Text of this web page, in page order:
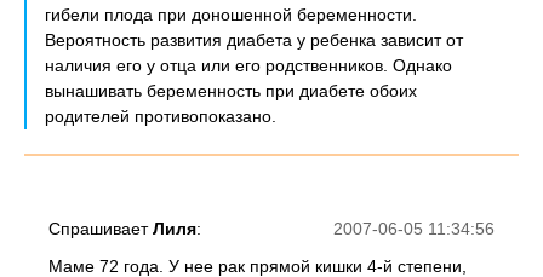
гибели плода при доношенной беременности.
Вероятность развития диабета у ребенка зависит от
наличия его у отца или его родственников. Однако
вынашивать беременность при диабете обоих
родителей противопоказано.
2007-06-05 11:34:56
СпрашиваетЛиля:
Маме 72 года. У нее рак прямой кишки 4-й степени,